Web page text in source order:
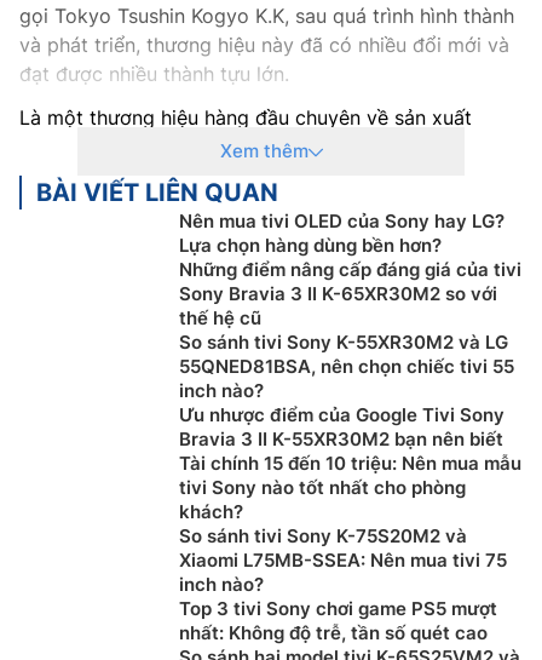
gọi Tokyo Tsushin Kogyo K.K, sau quá trình hình thành
và phát triển, thương hiệu này đã có nhiều đổi mới và
đạt được nhiều thành tựu lớn.
Là một thương hiệu hàng đầu chuyên về sản xuất
, Sony luôn mang đến cho người dùng những
sản phẩm tivi thông minh với chất lượng tốt nhất.
Đến ngày nay, Sony đã đạt được những thành công
nhất định. Hãng luôn thể hiện được chất riêng một
cách mạnh mẽ và ấn tượng. Điển hình cho điều này là
tivi OLEDvới màn hình siêu mỏng, thiết kế
tinh tế và hiện đại.
Tivi Sony 65 inch, 4kthường được sản
xuất tại Malaysia, cùng chế độ bảo hành chính hãng
24 tháng cho toàn bộ sản phẩm và 12 tháng cho điều
2. Đặc điểm nổi bật của
Chất lượng hình ảnh vượt trội:
điểm lớn nhất của tivi Sonychính là chất lượng hình
ảnh xuất sắc. Công nghệ hình ảnh 4K HDR của Sony
Xem thêm
BÀI VIẾT LIÊN QUAN
Nên mua tivi OLED của Sony hay LG?
Lựa chọn hàng dùng bền hơn?
Những điểm nâng cấp đáng giá của tivi
Sony Bravia 3 II K-65XR30M2 so với
thế hệ cũ
So sánh tivi Sony K-55XR30M2 và LG
55QNED81BSA, nên chọn chiếc tivi 55
inch nào?
Ưu nhược điểm của Google Tivi Sony
Bravia 3 II K-55XR30M2 bạn nên biết
Tài chính 15 đến 10 triệu: Nên mua mẫu
tivi Sony nào tốt nhất cho phòng
khách?
So sánh tivi Sony K-75S20M2 và
Xiaomi L75MB-SSEA: Nên mua tivi 75
inch nào?
Top 3 tivi Sony chơi game PS5 mượt
nhất: Không độ trễ, tần số quét cao